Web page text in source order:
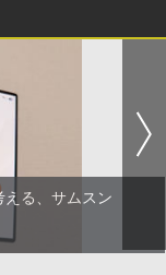
る、サムスン